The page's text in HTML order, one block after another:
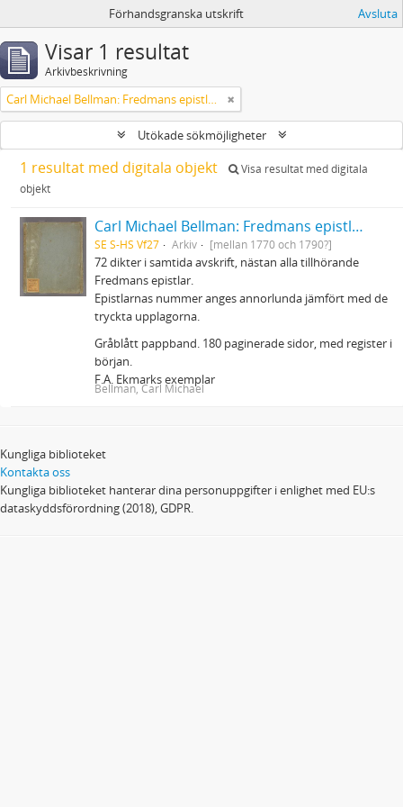
Förhandsgranska utskrift Avsluta
Visar 1 resultat
Arkivbeskrivning
Carl Michael Bellman: Fredmans epistlar m.m.
Utökade sökmöjligheter
1 resultat med digitala objekt
Visa resultat med digitala
objekt
Carl Michael Bellman: Fredmans epistlar m.m.
SE S-HS Vf27 Arkiv [mellan 1770 och 1790?]
72 dikter i samtida avskrift, nästan alla tillhörande
Fredmans epistlar.
Epistlarnas nummer anges annorlunda jämfört med de
tryckta upplagorna.
Gråblått pappband. 180 paginerade sidor, med register i
början.
F.A. Ekmarks exemplar
Bellman, Carl Michael
Kungliga biblioteket
Kontakta oss
Kungliga biblioteket hanterar dina personuppgifter i enlighet med EU:s
dataskyddsförordning (2018), GDPR.